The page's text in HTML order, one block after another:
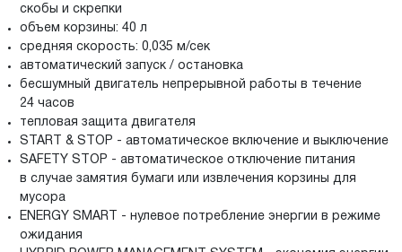
скобы и скрепки
объем корзины: 40 л
средняя скорость: 0,035 м/сек
автоматический запуск / остановка
бесшумный двигатель непрерывной работы в течение
24 часов
тепловая защита двигателя
START & STOP - автоматическое включение и выключение
SAFETY STOP - автоматическое отключение питания
в случае замятия бумаги или извлечения корзины для
мусора
ENERGY SMART - нулевое потребление энергии в режиме
ожидания